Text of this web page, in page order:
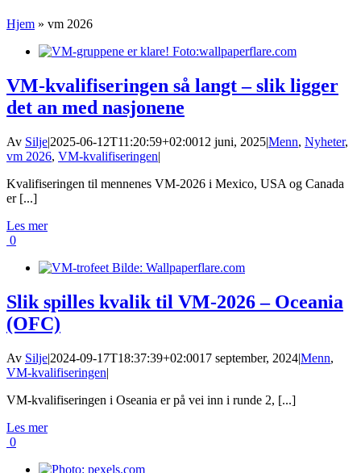
Hjem » vm 2026
VM-kvalifiseringen så langt – slik ligger
det an med nasjonene
Av Silje|2025-06-12T11:20:59+02:0012 juni, 2025|Menn, Nyheter,
vm 2026, VM-kvalifiseringen|
Kvalifiseringen til mennenes VM-2026 i Mexico, USA og Canada
er [...]
Les mer
0
Slik spilles kvalik til VM-2026 – Oceania
(OFC)
Av Silje|2024-09-17T18:37:39+02:0017 september, 2024|Menn,
VM-kvalifiseringen|
VM-kvalifiseringen i Oseania er på vei inn i runde 2, [...]
Les mer
0